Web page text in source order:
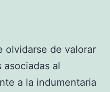
olvidarse de valorar
asociadas al
a la indumentaria